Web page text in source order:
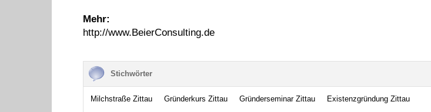
Mehr:
http://www.BeierConsulting.de
Stichwörter
Milchstraße Zittau Gründerkurs Zittau Gründerseminar Zittau Existenzgründung Zittau